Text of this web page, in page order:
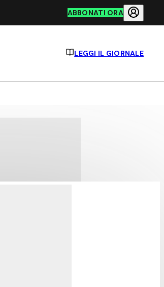
ABBONATI ORA
LEGGI IL GIORNALE